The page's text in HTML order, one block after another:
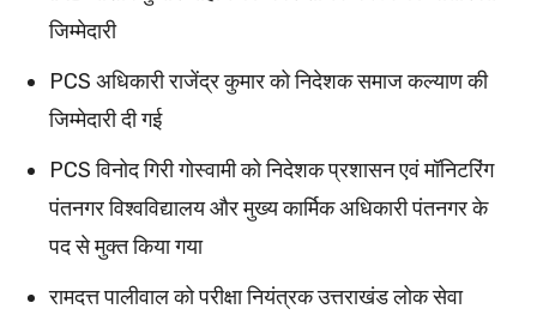
जिम्मेदारी
PCS अधिकारी राजेंद्र कुमार को निदेशक समाज कल्याण की
जिम्मेदारी दी गई
PCS विनोद गिरी गोस्वामी को निदेशक प्रशासन एवं मॉनिटरिंग
पंतनगर विश्वविद्यालय और मुख्य कार्मिक अधिकारी पंतनगर के
पद से मुक्त किया गया
रामदत्त पालीवाल को परीक्षा नियंत्रक उत्तराखंड लोक सेवा